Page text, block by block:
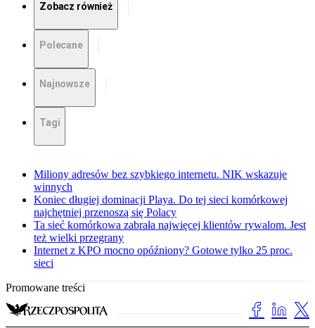
Zobacz również
Polecane
Najnowsze
Tagi
Miliony adresów bez szybkiego internetu. NIK wskazuje
winnych
Koniec długiej dominacji Playa. Do tej sieci komórkowej
najchętniej przenoszą się Polacy
Ta sieć komórkowa zabrała najwięcej klientów rywalom. Jest
też wielki przegrany
Internet z KPO mocno opóźniony? Gotowe tylko 25 proc.
sieci
Promowane treści